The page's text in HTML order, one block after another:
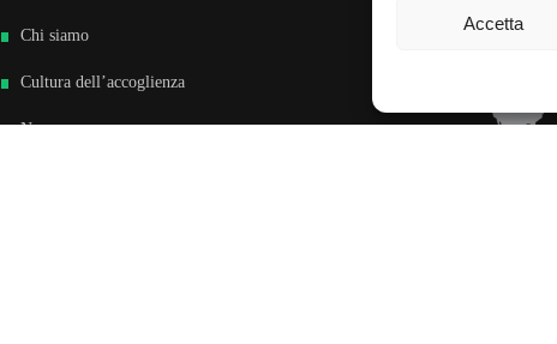
Accetta
Chi siamo
Cultura dell’accoglienza
News